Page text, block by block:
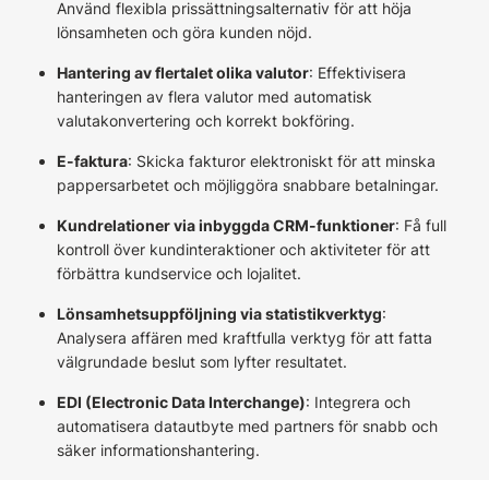
Använd flexibla prissättningsalternativ för att höja
lönsamheten och göra kunden nöjd.
Hantering av flertalet olika valutor: Effektivisera
hanteringen av flera valutor med automatisk
valutakonvertering och korrekt bokföring.
E-faktura: Skicka fakturor elektroniskt för att minska
pappersarbetet och möjliggöra snabbare betalningar.
Kundrelationer via inbyggda CRM-funktioner: Få full
kontroll över kundinteraktioner och aktiviteter för att
förbättra kundservice och lojalitet.
Lönsamhetsuppföljning via statistikverktyg:
Analysera affären med kraftfulla verktyg för att fatta
välgrundade beslut som lyfter resultatet.
EDI (Electronic Data Interchange): Integrera och
automatisera datautbyte med partners för snabb och
säker informationshantering.